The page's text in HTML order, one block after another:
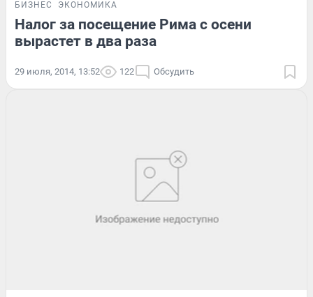
БИЗНЕС ЭКОНОМИКА
Налог за посещение Рима с осени
вырастет в два раза
29 июля, 2014, 13:52 122 Обсудить